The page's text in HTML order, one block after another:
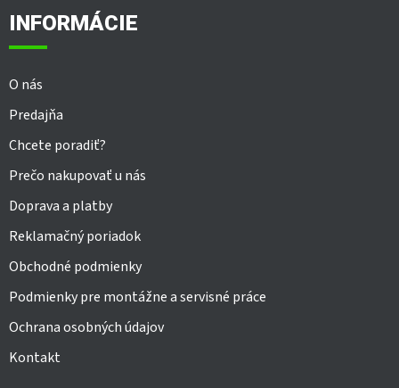
INFORMÁCIE
O nás
Predajňa
Chcete poradiť?
Prečo nakupovať u nás
Doprava a platby
Reklamačný poriadok
Obchodné podmienky
Podmienky pre montážne a servisné práce
Ochrana osobných údajov
Kontakt